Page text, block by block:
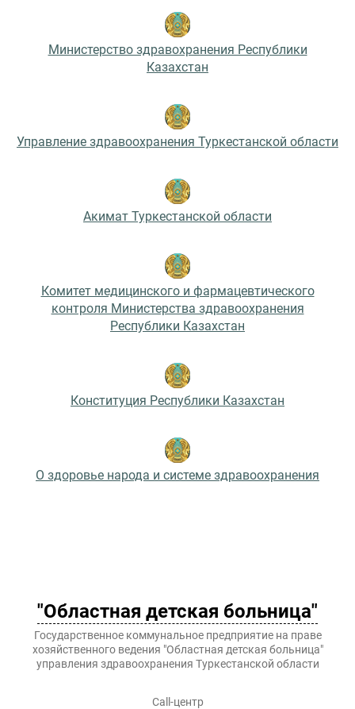
Министерство здравохранения Республики
Казахстан
Управление здравоохранения Туркестанской области
Акимат Туркестанской области
Комитет медицинского и фармацевтического
контроля Министерства здравоохранения
Республики Казахстан
Конституция Республики Казахстан
О здоровье народа и системе здравоохранения
"Областная детская больница"
Государственное коммунальное предприятие на праве
хозяйственного ведения "Областная детская больница"
управления здравоохранения Туркестанской области
Call-центр